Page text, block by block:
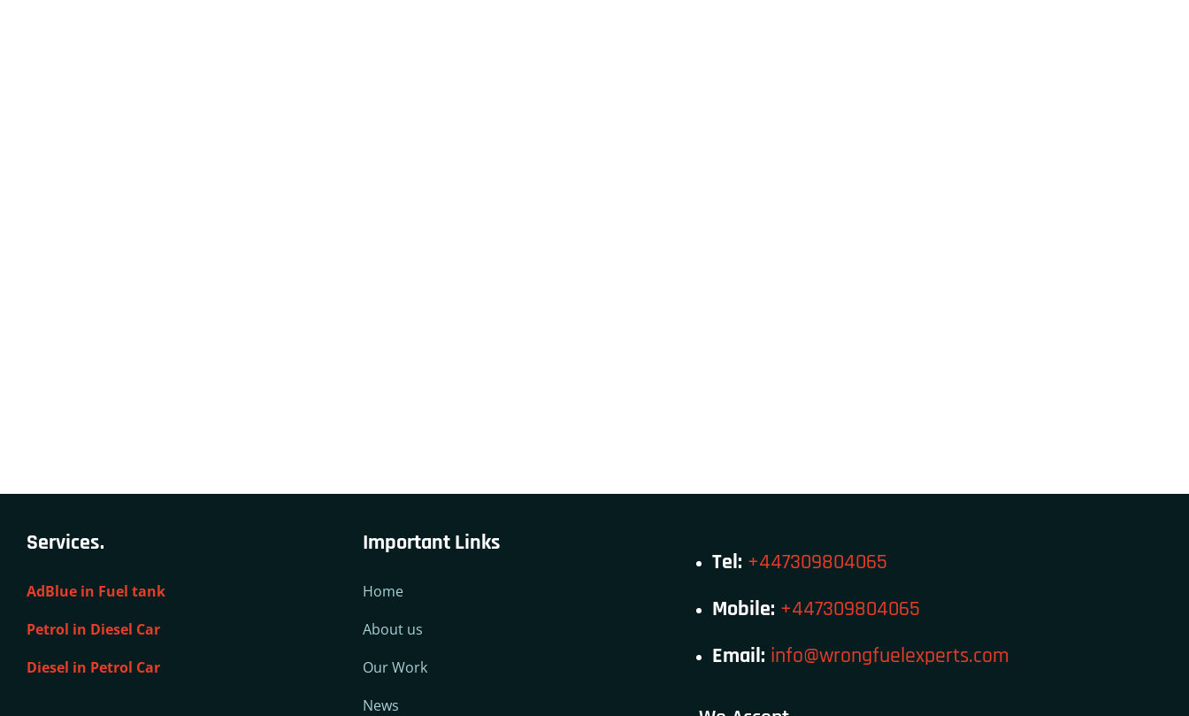
Services.
AdBlue in Fuel tank
Petrol in Diesel Car
Diesel in Petrol Car
Important Links
Home
About us
Our Work
News
Tel: +447309804065
Mobile: +447309804065
Email: info@wrongfuelexperts.com